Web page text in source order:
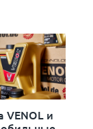
VENOL и